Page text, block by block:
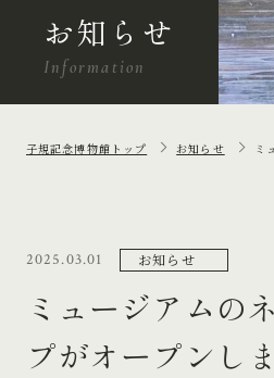
お知らせ
Information
子規記念博物館トップ お知らせ ミ
2025.03.01 お知らせ
ミュージアムの
プがオープンし